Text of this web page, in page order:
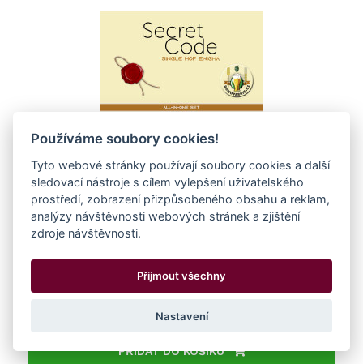
Set pro vaření piva - recept Secret code
single hop Enigma
ks
608,46 Kč
1 kus Na skladě
PŘIDAT DO KOŠÍKU
Používáme soubory cookies!
Tyto webové stránky používají soubory cookies a další
sledovací nástroje s cílem vylepšení uživatelského
prostředí, zobrazení přizpůsobeného obsahu a reklam,
analýzy návštěvnosti webových stránek a zjištění
zdroje návštěvnosti.
Přijmout všechny
Nastavení